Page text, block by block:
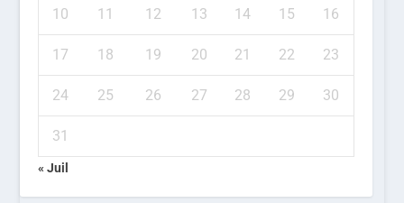
10 11 12 13 14 15 16
17 18 19 20 21 22 23
24 25 26 27 28 29 30
31
« Juil